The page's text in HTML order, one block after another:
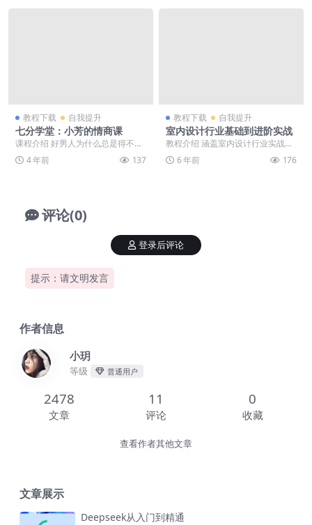
教程下载 自我提升
七分学堂：小芳的情商课
课程介绍 好男人为什么总是得不到
爱情，而再笨的人都能找到心仪的
人！课程中百试不爽...
4 年前 137
教程下载 自我提升
室内设计行业基础到进阶实战
教程介绍 涵盖室内设计行业实战课
的课程实训以及其他相关课程，让
你从小白入门，2个...
6 年前 176
评论(0)
提示：请文明发言
登录后评论
作者信息
小玥
等级 普通用户
2478
文章
11
评论
0
收藏
查看作者其他文章
文章展示
Deepseek从入门到精通